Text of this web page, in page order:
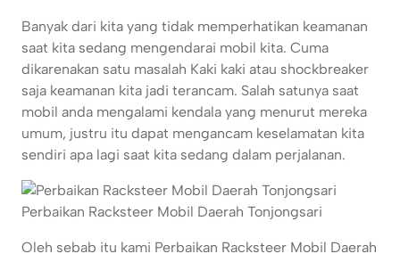
Banyak dari kita yang tidak memperhatikan keamanan
saat kita sedang mengendarai mobil kita. Cuma
dikarenakan satu masalah Kaki kaki atau shockbreaker
saja keamanan kita jadi terancam. Salah satunya saat
mobil anda mengalami kendala yang menurut mereka
umum, justru itu dapat mengancam keselamatan kita
sendiri apa lagi saat kita sedang dalam perjalanan.
Perbaikan Racksteer Mobil Daerah Tonjongsari
Oleh sebab itu kami Perbaikan Racksteer Mobil Daerah